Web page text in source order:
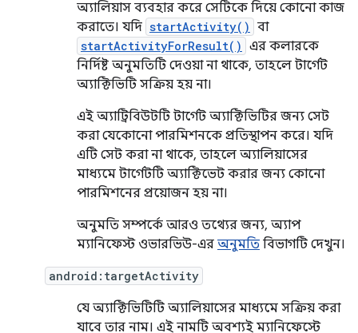
অ্যালিয়াস ব্যবহার করে সেটিকে দিয়ে কোনো কাজ
করাতে। যদি startActivity() বা
startActivityForResult() এর কলারকে
নির্দিষ্ট অনুমতিটি দেওয়া না থাকে, তাহলে টার্গেট
অ্যাক্টিভিটি সক্রিয় হয় না।
এই অ্যাট্রিবিউটটি টার্গেট অ্যাক্টিভিটির জন্য সেট
করা যেকোনো পারমিশনকে প্রতিস্থাপন করে। যদি
এটি সেট করা না থাকে, তাহলে অ্যালিয়াসের
মাধ্যমে টার্গেটটি অ্যাক্টিভেট করার জন্য কোনো
পারমিশনের প্রয়োজন হয় না।
অনুমতি সম্পর্কে আরও তথ্যের জন্য, অ্যাপ
ম্যানিফেস্ট ওভারভিউ-এর অনুমতি বিভাগটি দেখুন।
android:targetActivity
যে অ্যাক্টিভিটিটি অ্যালিয়াসের মাধ্যমে সক্রিয় করা
যাবে তার নাম। এই নামটি অবশ্যই ম্যানিফেস্টে